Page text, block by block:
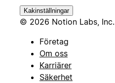
Kakinställningar
© 2026 Notion Labs, Inc.
Företag
Om oss
Karriärer
Säkerhet